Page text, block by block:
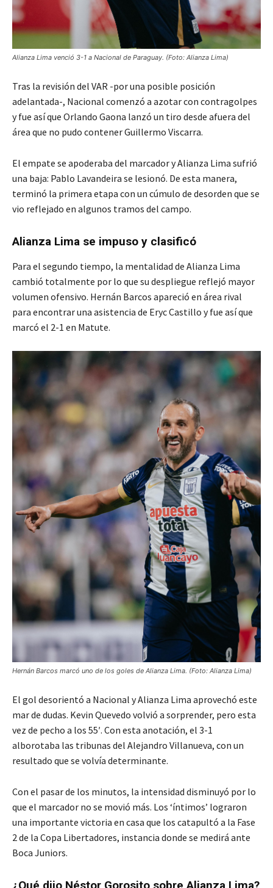
Alianza Lima venció 3-1 a Nacional de Paraguay. (Foto: Alianza Lima)
Tras la revisión del VAR -por una posible posición
adelantada-, Nacional comenzó a azotar con contragolpes
y fue así que Orlando Gaona lanzó un tiro desde afuera del
área que no pudo contener Guillermo Viscarra.
El empate se apoderaba del marcador y Alianza Lima sufrió
una baja: Pablo Lavandeira se lesionó. De esta manera,
terminó la primera etapa con un cúmulo de desorden que se
vio reflejado en algunos tramos del campo.
Alianza Lima se impuso y clasificó
Para el segundo tiempo, la mentalidad de Alianza Lima
cambió totalmente por lo que su despliegue reflejó mayor
volumen ofensivo. Hernán Barcos apareció en área rival
para encontrar una asistencia de Eryc Castillo y fue así que
marcó el 2-1 en Matute.
Hernán Barcos marcó uno de los goles de Alianza Lima. (Foto: Alianza Lima)
El gol desorientó a Nacional y Alianza Lima aprovechó este
mar de dudas. Kevin Quevedo volvió a sorprender, pero esta
vez de pecho a los 55′. Con esta anotación, el 3-1
alborotaba las tribunas del Alejandro Villanueva, con un
resultado que se volvía determinante.
Con el pasar de los minutos, la intensidad disminuyó por lo
que el marcador no se movió más. Los ‘íntimos’ lograron
una importante victoria en casa que los catapultó a la Fase
2 de la Copa Libertadores, instancia donde se medirá ante
Boca Juniors.